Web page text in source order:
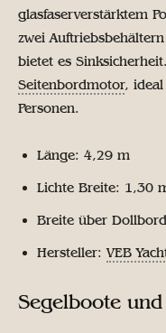
glasfaserverstärktem
zwei
bietet es
Seitenbordmotor,
Personen.
Länge: 4,29 m
Lichte Breite: 1,30
Breite über
Hersteller:VEB
Segelboote